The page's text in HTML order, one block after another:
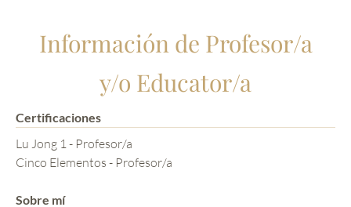
Información de Profesor/a
y/o Educator/a
Certificaciones
Lu Jong 1 - Profesor/a
Cinco Elementos - Profesor/a
Sobre mí